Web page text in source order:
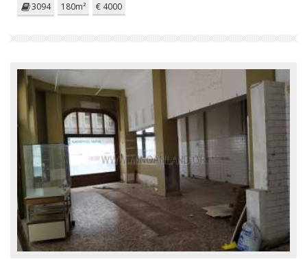
3094 180m² € 4000